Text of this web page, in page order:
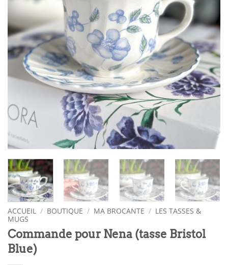
ACCUEIL / BOUTIQUE / MA BROCANTE / LES TASSES &
MUGS
Commande pour Nena (tasse Bristol
Blue)